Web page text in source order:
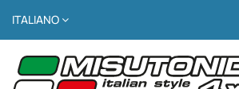
ITALIANO